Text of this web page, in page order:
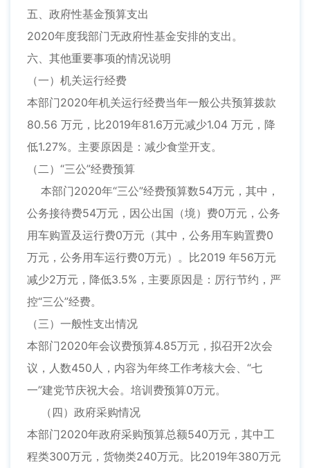
五、政府性基金预算支出
2020年度我部门无政府性基金安排的支出。
六、其他重要事项的情况说明
（一）机关运行经费
本部门2020年机关运行经费当年一般公共预算拨款
80.56 万元，比2019年81.6万元减少1.04 万元，降
低1.27%。主要原因是：减少食堂开支。
（二）“三公”经费预算
本部门2020年“三公”经费预算数54万元，其中，
公务接待费54万元，因公出国（境）费0万元，公务
用车购置及运行费0万元（其中，公务用车购置费0
万元，公务用车运行费0万元）。比2019 年56万元
减少2万元，降低3.5%，主要原因是：厉行节约，严
控“三公”经费。
（三）一般性支出情况
本部门2020年会议费预算4.85万元，拟召开2次会
议，人数450人，内容为年终工作考核大会、“七
一”建党节庆祝大会。培训费预算0万元。
（四）政府采购情况
本部门2020年政府采购预算总额540万元，其中工
程类300万元，货物类240万元。比2019年380万元